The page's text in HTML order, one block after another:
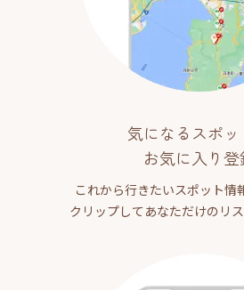
気になるスポッ
お気に入り登
これから行きたいスポット情
クリップしてあなただけのリス